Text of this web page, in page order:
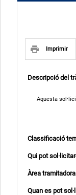
Imprimir
Descripció del
Aquesta
Classificació
Qui pot
Àrea tramitadora
Quan es pot